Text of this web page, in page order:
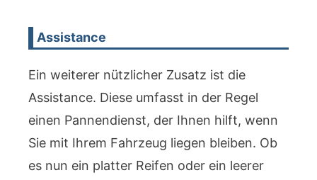
Assistance
Ein weiterer nützlicher Zusatz ist die
Assistance. Diese umfasst in der Regel
einen Pannendienst, der Ihnen hilft, wenn
Sie mit Ihrem Fahrzeug liegen bleiben. Ob
es nun ein platter Reifen oder ein leerer